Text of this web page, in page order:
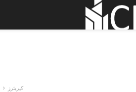
کیریئرز